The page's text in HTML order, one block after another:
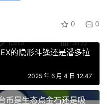
统升级或代码修改，只要
支持，便能推动网络逐步采
超过 100 万个验证者，只
会自动过渡到新的 Gas 上
0 0
的隐形斗篷还是潘多拉
2025 年 6 月 4 日 12:47
币是生态点金石还是吸